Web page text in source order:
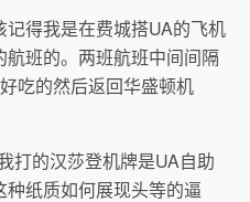
记得我是在费城搭UA的飞机
班的。两班航班中间间隔
吃的然后返回华盛顿机
打的汉莎登机牌是UA自助
纸质如何展现头等的逼